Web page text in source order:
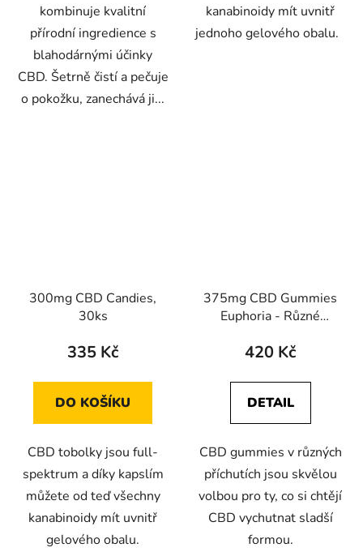
kombinuje kvalitní
přírodní ingredience s
blahodárnými účinky
CBD. Šetrně čistí a pečuje
o pokožku, zanechává ji...
kanabinoidy mít uvnitř
jednoho gelového obalu.
300mg CBD Candies,
30ks
335 Kč
DO KOŠÍKU
CBD tobolky jsou full-
spektrum a díky kapslím
můžete od teď všechny
kanabinoidy mít uvnitř
gelového obalu.
375mg CBD Gummies
Euphoria - Různé
420 Kč
DETAIL
CBD gummies v různých
příchutích jsou skvělou
volbou pro ty, co si chtějí
CBD vychutnat sladší
formou.